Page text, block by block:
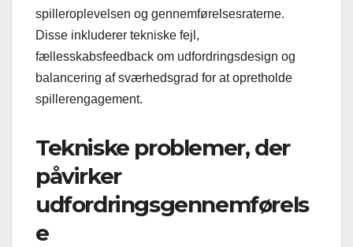
spilleroplevelsen og gennemførelsesraterne.
Disse inkluderer tekniske fejl,
fællesskabsfeedback om udfordringsdesign og
balancering af sværhedsgrad for at opretholde
spillerengagement.
Tekniske problemer, der
påvirker
udfordringsgennemførels
e